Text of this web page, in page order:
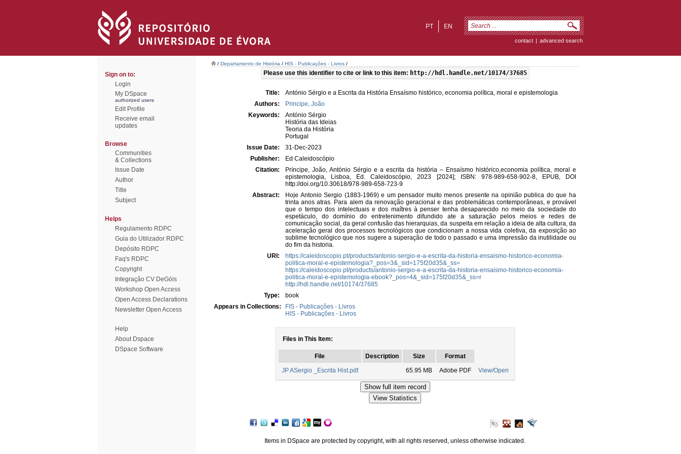
EN
PT
contact | advanced search
Sign on to:
Login
My DSpace
authorized users
Edit Profile
Receive email
updates
Browse
Communities
& Collections
Issue Date
Author
Title
Subject
Helps
Regulamento RDPC
Guia do Utilizador RDPC
Depósito RDPC
Faq's RDPC
Copyright
Integração CV DeGóis
Workshop Open Access
Open Access Declarations
Newsletter Open Access
Help
About Dspace
DSpace Software
/ Departamento de História / HIS - Publicações - Livros /
Please use this identifier to cite or link to this item: http://hdl.handle.net/10174/37685
Title:
António Sérgio e a Escrita da História Ensaísmo histórico, economia política, moral e epistemologia
Authors:
Principe, João
Keywords:
António Sérgio
História das Ideias
Teoria da História
Portugal
Issue Date:
31-Dec-2023
Publisher:
Ed Caleidoscópio
Citation:
Príncipe, João, António Sérgio e a escrita da história – Ensaísmo histórico,economia política, moral e
epistemologia, Lisboa, Ed. Caleidoscópio, 2023 [2024]; ISBN: 978-989-658-902-8, EPUB, DOI
http://doi.org/10.30618/978-989-658-723-9
Abstract:
Hoje Antonio Sergio (1883-1969) e um pensador muito menos presente na opinião publica do que ha
trinta anos atras. Para alem da renovação geracional e das problemáticas contemporâneas, e provável
que o tempo dos intelectuais e dos maîtres à penser tenha desaparecido no meio da sociedade do
espetáculo, do domínio do entretenimento difundido ate a saturação pelos meios e redes de
comunicação social, da geral confusão das hierarquias, da suspeita em relação a ideia de alta cultura, da
aceleração geral dos processos tecnológicos que condicionam a nossa vida coletiva, da exposição ao
sublime tecnológico que nos sugere a superação de todo o passado e uma impressão da inutilidade ou
do fim da historia.
URI:
https://caleidoscopio.pt/products/antonio-sergio-e-a-escrita-da-historia-ensaismo-historico-economia-
politica-moral-e-epistemologia?_pos=3&_sid=175f20d35&_ss=
https://caleidoscopio.pt/products/antonio-sergio-e-a-escrita-da-historia-ensaismo-historico-economia-
politica-moral-e-epistemologia-ebook?_pos=4&_sid=175f20d35&_ss=r
http://hdl.handle.net/10174/37685
Type:
book
Appears in Collections:
FIS - Publicações - Livros
HIS - Publicações - Livros
Files in This Item:
File Description Size
Format
JP ASergio _Escrita Hist.pdf
65.95 MB Adobe PDF View/Open
Items in DSpace are protected by copyright, with all rights reserved, unless otherwise indicated.